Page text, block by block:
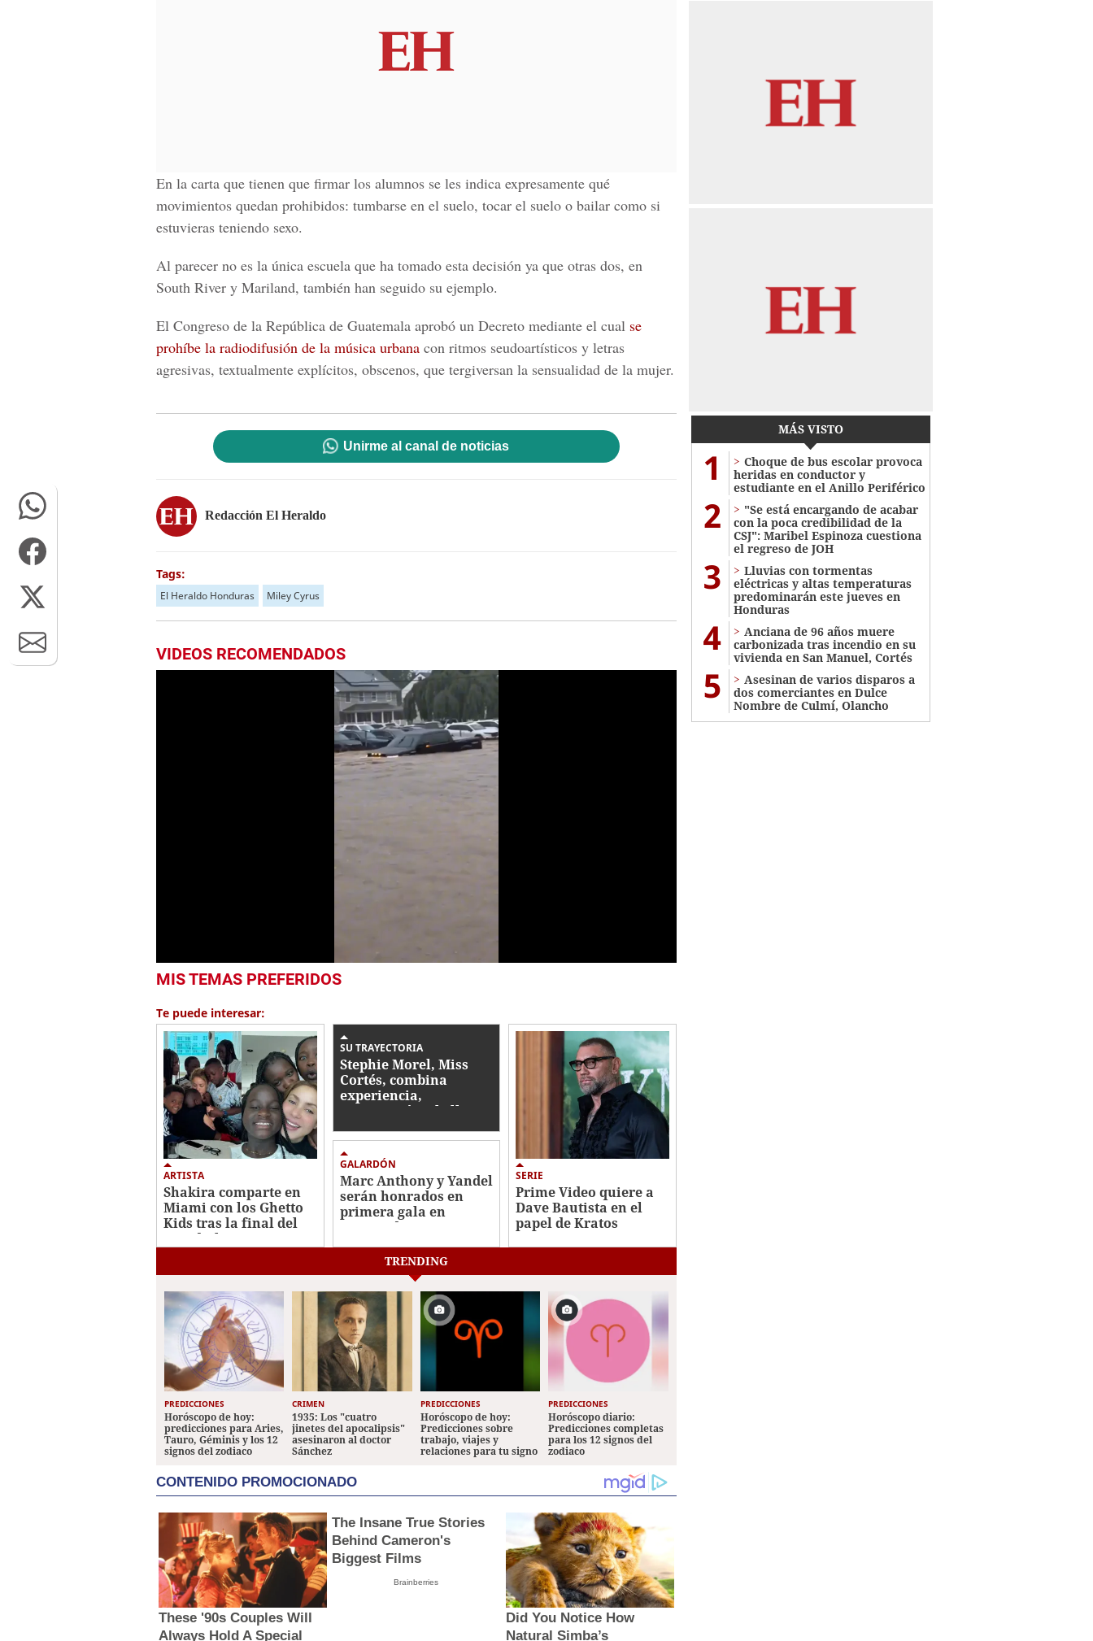
En la carta que tienen que firmar los alumnos se les indica expresamente qué
movimientos quedan prohibidos: tumbarse en el suelo, tocar el suelo o bailar como si
estuvieras teniendo sexo.
Al parecer no es la única escuela que ha tomado esta decisión ya que otras dos, en
South River y Mariland, también han seguido su ejemplo.
El Congreso de la República de Guatemala aprobó un Decreto mediante el cual se
prohíbe la radiodifusión de la música urbana con ritmos seudoartísticos y letras
agresivas, textualmente explícitos, obscenos, que tergiversan la sensualidad de la mujer.
Unirme al canal de noticias
Redacción El Heraldo
Tags:
El Heraldo Honduras Miley Cyrus
VIDEOS RECOMENDADOS
second
1
minute,
57
secondsVolume
0%
MIS TEMAS PREFERIDOS
Te puede interesar:
ARTISTA
Shakira comparte en
Miami con los Ghetto
Kids tras la final del
Mundial
SU TRAYECTORIA
Stephie Morel, Miss
Cortés, combina
experiencia,
preparación y belleza
Honduras 2026
GALARDÓN
Marc Anthony y Yandel
serán honrados en
primera gala en
Europa de Premios
Juventud
SERIE
Prime Video quiere a
Dave Bautista en el
papel de Kratos
MÁS VISTO
1
Choque de bus escolar provoca
heridas en conductor y
estudiante en el Anillo Periférico
2
"Se está encargando de acabar
con la poca credibilidad de la
CSJ": Maribel Espinoza cuestiona
el regreso de JOH
3
Lluvias con tormentas
eléctricas y altas temperaturas
predominarán este jueves en
Honduras
4
Anciana de 96 años muere
carbonizada tras incendio en su
vivienda en San Manuel, Cortés
5
Asesinan de varios disparos a
dos comerciantes en Dulce
Nombre de Culmí, Olancho
TRENDING
PREDICCIONES
Horóscopo de hoy:
predicciones para Aries,
Tauro, Géminis y los 12
signos del zodiaco
CRIMEN
1935: Los "cuatro
jinetes del apocalipsis"
asesinaron al doctor
Sánchez
PREDICCIONES
Horóscopo de hoy:
Predicciones sobre
trabajo, viajes y
relaciones para tu signo
PREDICCIONES
Horóscopo diario:
Predicciones completas
para los 12 signos del
zodiaco
CONTENIDO PROMOCIONADO
These '90s Couples Will
Always Hold A Special
The Insane True Stories
Behind Cameron's
Biggest Films
Brainberries
Did You Notice How
Natural Simba’s